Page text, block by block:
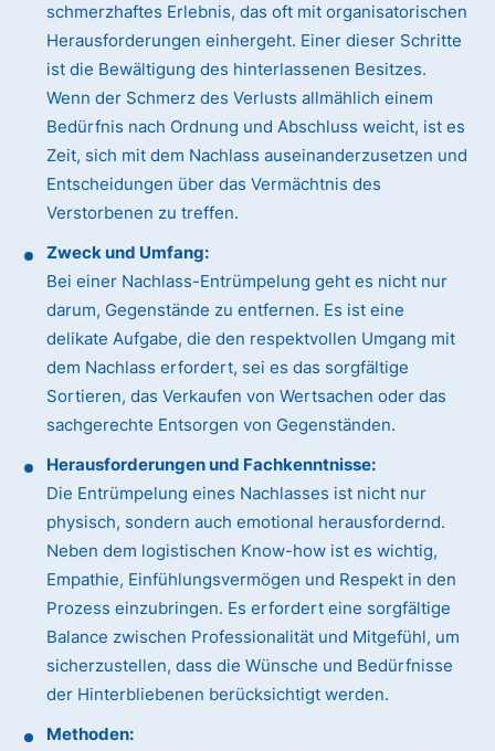
schmerzhaftes Erlebnis, das oft mit organisatorischen
Herausforderungen einhergeht. Einer dieser Schritte
ist die Bewältigung des hinterlassenen Besitzes.
Wenn der Schmerz des Verlusts allmählich einem
Bedürfnis nach Ordnung und Abschluss weicht, ist es
Zeit, sich mit dem Nachlass auseinanderzusetzen und
Entscheidungen über das Vermächtnis des
Verstorbenen zu treffen.
Zweck und Umfang:
Bei einer Nachlass-Entrümpelung geht es nicht nur
darum, Gegenstände zu entfernen. Es ist eine
delikate Aufgabe, die den respektvollen Umgang mit
dem Nachlass erfordert, sei es das sorgfältige
Sortieren, das Verkaufen von Wertsachen oder das
sachgerechte Entsorgen von Gegenständen.
Herausforderungen und Fachkenntnisse:
Die Entrümpelung eines Nachlasses ist nicht nur
physisch, sondern auch emotional herausfordernd.
Neben dem logistischen Know-how ist es wichtig,
Empathie, Einfühlungsvermögen und Respekt in den
Prozess einzubringen. Es erfordert eine sorgfältige
Balance zwischen Professionalität und Mitgefühl, um
sicherzustellen, dass die Wünsche und Bedürfnisse
der Hinterbliebenen berücksichtigt werden.
Methoden: